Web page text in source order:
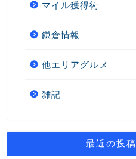
マイル獲得術
鎌倉情報
他エリアグルメ
雑記
最近の投稿